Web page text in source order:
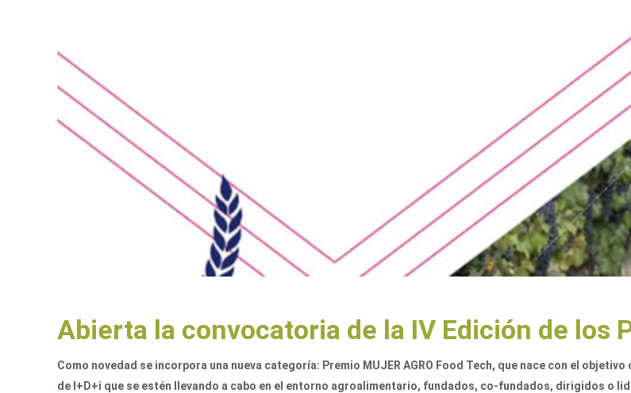
Abierta la convocatoria de la IV Edición de los
Como novedad se incorpora una nueva categoría: Premio MUJER AGRO Food Tech, que nace con el
de I+D+i que se estén llevando a cabo en el entorno agroalimentario, fundados, co-fundados, dirigidos o